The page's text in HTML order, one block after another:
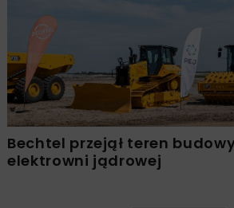
Bechtel przejął teren
elektrowni jądrowej